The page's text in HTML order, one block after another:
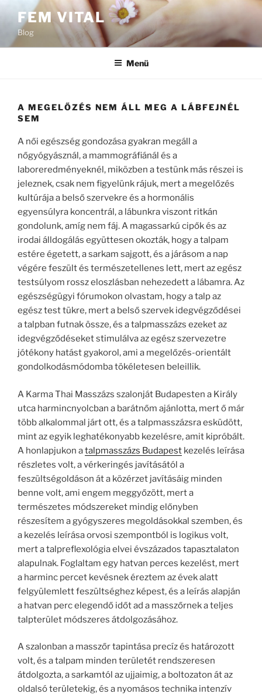
Tartalomhoz
FEM VITAL
Blog
Menü
A MEGELŐZÉS NEM ÁLL MEG A LÁBFEJNÉL
SEM
A női egészség gondozása gyakran megáll a
nőgyógyásznál, a mammográfiánál és a
laboreredményeknél, miközben a testünk más részei is
jeleznek, csak nem figyelünk rájuk, mert a megelőzés
kultúrája a belső szervekre és a hormonális
egyensúlyra koncentrál, a lábunkra viszont ritkán
gondolunk, amíg nem fáj. A magassarkú cipők és az
irodai álldogálás együttesen okozták, hogy a talpam
estére égetett, a sarkam sajgott, és a járásom a nap
végére feszült és természetellenes lett, mert az egész
testsúlyom rossz eloszlásban nehezedett a lábamra. Az
egészségügyi fórumokon olvastam, hogy a talp az
egész test tükre, mert a belső szervek idegvégződései
a talpban futnak össze, és a talpmasszázs ezeket az
idegvégződéseket stimulálva az egész szervezetre
jótékony hatást gyakorol, ami a megelőzés-orientált
gondolkodásmódomba tökéletesen beleillik.
A Karma Thai Masszázs szalonját Budapesten a Király
utca harmincnyolcban a barátnőm ajánlotta, mert ő már
több alkalommal járt ott, és a talpmasszázsra esküdött,
mint az egyik leghatékonyabb kezelésre, amit kipróbált.
A honlapjukon atalpmasszázs Budapest kezelés leírása
részletes volt, a vérkeringés javításától a
feszültségoldáson át a közérzet javításáig minden
benne volt, ami engem meggyőzött, mert a
természetes módszereket mindig előnyben
részesítem a gyógyszeres megoldásokkal szemben, és
a kezelés leírása orvosi szempontból is logikus volt,
mert a talpreflexológia elvei évszázados tapasztalaton
alapulnak. Foglaltam egy hatvan perces kezelést, mert
a harminc percet kevésnek éreztem az évek alatt
felgyülemlett feszültséghez képest, és a leírás alapján
a hatvan perc elegendő időt ad a masszőrnek a teljes
talpterület módszeres átdolgozásához.
A szalonban a masszőr tapintása precíz és határozott
volt, és a talpam minden területét rendszeresen
átdolgozta, a sarkamtól az ujjaimig, a boltozaton át az
oldalsó területekig, és a nyomásos technika intenzív